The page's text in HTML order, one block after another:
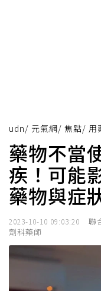
udn/ 元氣網/ 焦點/ 用
藥物不當
疾！可能
藥物與症
2023-10-10 09:03:20
聯
劑科藥師